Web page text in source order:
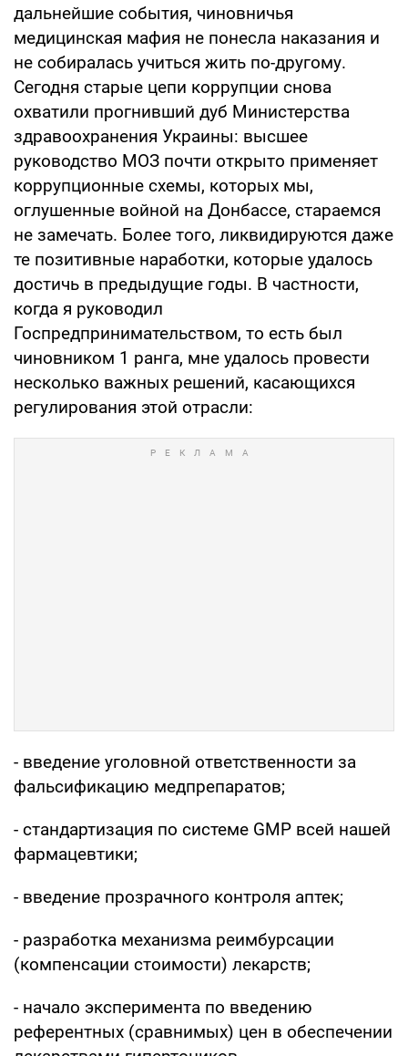
дальнейшие события, чиновничья
медицинская мафия не понесла наказания и
не собиралась учиться жить по-другому.
Сегодня старые цепи коррупции снова
охватили прогнивший дуб Министерства
здравоохранения Украины: высшее
руководство МОЗ почти открыто применяет
коррупционные схемы, которых мы,
оглушенные войной на Донбассе, стараемся
не замечать. Более того, ликвидируются даже
те позитивные наработки, которые удалось
достичь в предыдущие годы. В частности,
когда я руководил
Госпредпринимательством, то есть был
чиновником 1 ранга, мне удалось провести
несколько важных решений, касающихся
регулирования этой отрасли:
- введение уголовной ответственности за
фальсификацию медпрепаратов;
- стандартизация по системе GMP всей нашей
фармацевтики;
- введение прозрачного контроля аптек;
- разработка механизма реимбурсации
(компенсации стоимости) лекарств;
- начало эксперимента по введению
референтных (сравнимых) цен в обеспечении